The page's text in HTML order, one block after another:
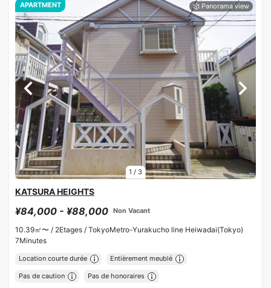
1 / 3
APARTMENT
KATSURA HEIGHTS
¥84,000 - ¥88,000 Non Vacant
10.39㎡〜 / 2Etages / TokyoMetro-Yurakucho line Heiwadai(Tokyo)
7Minutes
Location courte durée Entièrement meublé
Pas de caution Pas de honoraires